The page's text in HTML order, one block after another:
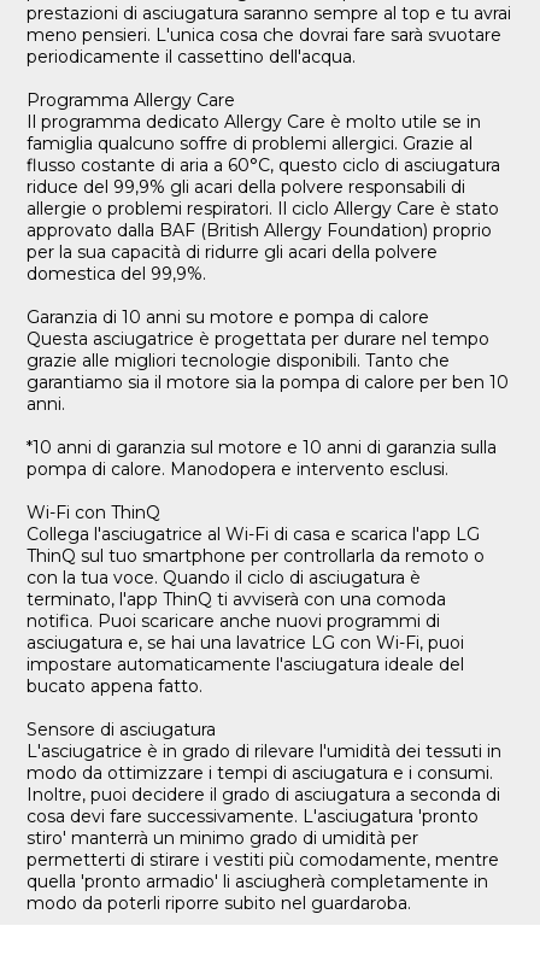
prestazioni di asciugatura saranno sempre al top e tu avrai
meno pensieri. L'unica cosa che dovrai fare sarà svuotare
periodicamente il cassettino dell'acqua.
Programma Allergy Care
Il programma dedicato Allergy Care è molto utile se in
famiglia qualcuno soffre di problemi allergici. Grazie al
flusso costante di aria a 60°C, questo ciclo di asciugatura
riduce del 99,9% gli acari della polvere responsabili di
allergie o problemi respiratori. Il ciclo Allergy Care è stato
approvato dalla BAF (British Allergy Foundation) proprio
per la sua capacità di ridurre gli acari della polvere
domestica del 99,9%.
Garanzia di 10 anni su motore e pompa di calore
Questa asciugatrice è progettata per durare nel tempo
grazie alle migliori tecnologie disponibili. Tanto che
garantiamo sia il motore sia la pompa di calore per ben 10
anni.
*10 anni di garanzia sul motore e 10 anni di garanzia sulla
pompa di calore. Manodopera e intervento esclusi.
Wi-Fi con ThinQ
Collega l'asciugatrice al Wi-Fi di casa e scarica l'app LG
ThinQ sul tuo smartphone per controllarla da remoto o
con la tua voce. Quando il ciclo di asciugatura è
terminato, l'app ThinQ ti avviserà con una comoda
notifica. Puoi scaricare anche nuovi programmi di
asciugatura e, se hai una lavatrice LG con Wi-Fi, puoi
impostare automaticamente l'asciugatura ideale del
bucato appena fatto.
Sensore di asciugatura
L'asciugatrice è in grado di rilevare l'umidità dei tessuti in
modo da ottimizzare i tempi di asciugatura e i consumi.
Inoltre, puoi decidere il grado di asciugatura a seconda di
cosa devi fare successivamente. L'asciugatura 'pronto
stiro' manterrà un minimo grado di umidità per
permetterti di stirare i vestiti più comodamente, mentre
quella 'pronto armadio' li asciugherà completamente in
modo da poterli riporre subito nel guardaroba.